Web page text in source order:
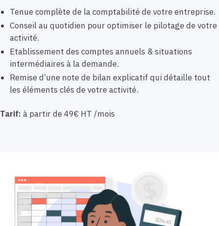
Tenue complète de la comptabilité de votre entreprise.
Conseil au quotidien pour optimiser le pilotage de votre
activité.
Etablissement des comptes annuels & situations
intermédiaires à la demande.
Remise d’une note de bilan explicatif qui détaille tout
les éléments clés de votre activité.
Tarif: à partir de 49€ HT /mois